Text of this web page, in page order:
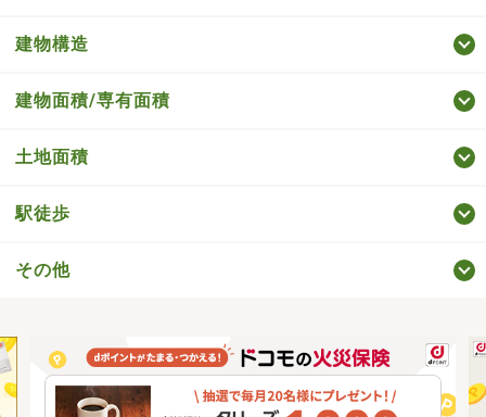
建物構造
建物面積/専有面積
土地面積
駅徒歩
その他